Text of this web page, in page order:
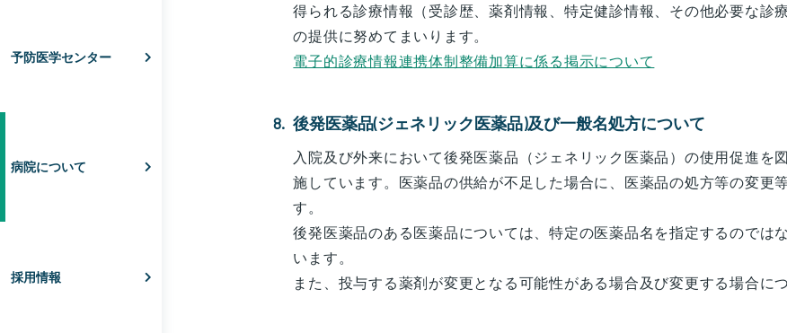
予防医学センター
病院について
採用情報
得られる診療情報（受診歴、薬剤情報、特定健診情報、その他必要な診
の提供に努めてまいります。
電子的診療情報連携体制整備加算に係る掲示について
後発医薬品(ジェネリック医薬品)及び一般名処方について
入院及び外来において後発医薬品（ジェネリック医薬品）の使用促進を
施しています。医薬品の供給が不足した場合に、医薬品の処方等の変更
す。
後発医薬品のある医薬品については、特定の医薬品名を指定するのでは
います。
また、投与する薬剤が変更となる可能性がある場合及び変更する場合に